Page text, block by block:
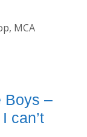
, MCA
Boys –
can’t